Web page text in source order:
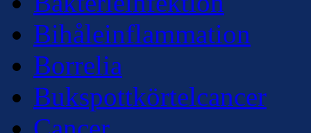
Bihåleinflammation
Borrelia
Bukspottkörtelcancer